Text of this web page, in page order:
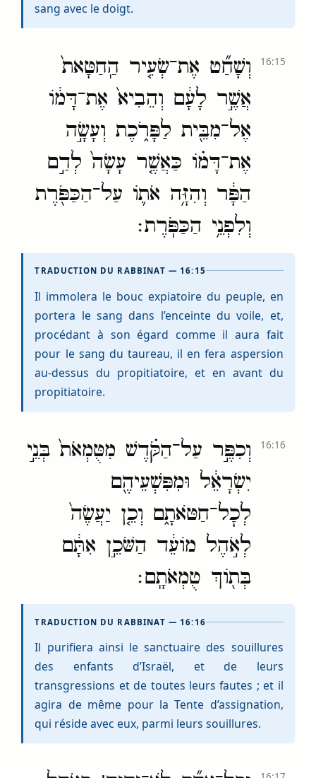
sang avec le doigt.
וְשָׁחַ֞ט אֶת־שְׂעִ֤יר הַֽחַטָּאת֙
אֲשֶׁ֣ר לָעָ֔ם וְהֵבִיא֙ אֶת־דָּמ֔וֹ
אֶל־מִבֵּ֖ית לַפָּרֹ֑כֶת וְעָשָׂ֣ה
אֶת־דָּמ֗וֹ כַּאֲשֶׁ֤ר עָשָׂה֙ לְדַ֣ם
הַפָּ֔ר וְהִזָּ֥ה אֹת֛וֹ עַל־הַכַּפֹּ֖רֶת
וְלִפְנֵ֥י הַכַּפֹּֽרֶת׃
16:15
TRADUCTION DU RABBINAT — 16:15
Il immolera le bouc expiatoire du peuple, en
portera le sang dans l’enceinte du voile, et,
procédant à son égard comme il aura fait
pour le sang du taureau, il en fera aspersion
au-dessus du propitiatoire, et en avant du
propitiatoire.
וְכִפֶּ֣ר עַל־הַקֹּ֗דֶשׁ מִטֻּמְאֹת֙ בְּנֵ֣י
יִשְׂרָאֵ֔ל וּמִפִּשְׁעֵיהֶ֖ם
לְכׇל־חַטֹּאתָ֑ם וְכֵ֤ן יַעֲשֶׂה֙
לְאֹ֣הֶל מוֹעֵ֔ד הַשֹּׁכֵ֣ן אִתָּ֔ם
בְּת֖וֹךְ טֻמְאֹתָֽם׃
16:16
TRADUCTION DU RABBINAT — 16:16
Il purifiera ainsi le sanctuaire des souillures
des enfants d’Israël, et de leurs
transgressions et de toutes leurs fautes ; et il
agira de même pour la Tente d’assignation,
qui réside avec eux, parmi leurs souillures.